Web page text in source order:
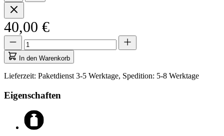
40,00 €
Menge
aktualisiert
auf
1
Menge
In den Warenkorb
Lieferzeit: Paketdienst 3-5 Werktage, Spedition: 5-8 Werktage
Eigenschaften